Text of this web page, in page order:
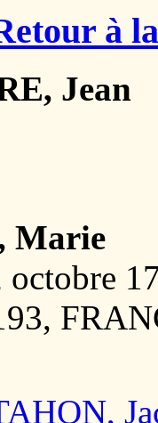
à
Jean
Marie
octobre